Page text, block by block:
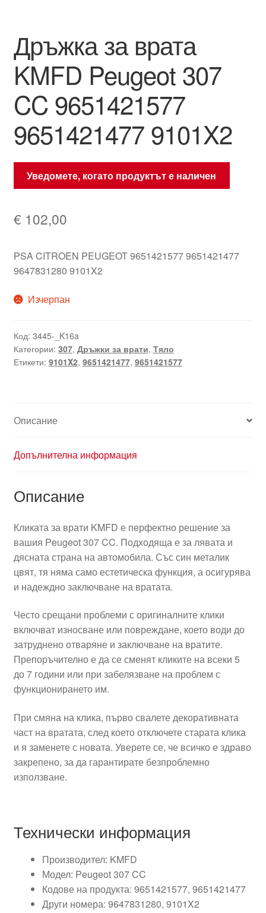
Транспорт
Дръжка за врата
KMFD Peugeot 307
CC 9651421577
9651421477 9101X2
Уведомете, когато продуктът е наличен
€ 102,00
PSA CITROEN PEUGEOT 9651421577 9651421477
9647831280 9101X2
Изчерпан
Код: 3445-_K16a
Категории: 307, Дръжки за врати, Тяло
Етикети: 9101X2, 9651421477, 9651421577
Описание
Допълнителна информация
Описание
Кликата за врати KMFD е перфектно решение за
вашия Peugeot 307 CC. Подходяща е за лявата и
дясната страна на автомобила. Със син металик
цвят, тя няма само естетическа функция, а осигурява
и надеждно заключване на вратата.
Често срещани проблеми с оригиналните клики
включват износване или повреждане, което води до
затруднено отваряне и заключване на вратите.
Препоръчително е да се сменят кликите на всеки 5
до 7 години или при забелязване на проблем с
функционирането им.
При смяна на клика, първо свалете декоративната
част на вратата, след което отключете старата клика
и я заменете с новата. Уверете се, че всичко е здраво
закрепено, за да гарантирате безпроблемно
използване.
Технически информация
Производител: KMFD
Модел: Peugeot 307 CC
Кодове на продукта: 9651421577, 9651421477
Други номера: 9647831280, 9101X2